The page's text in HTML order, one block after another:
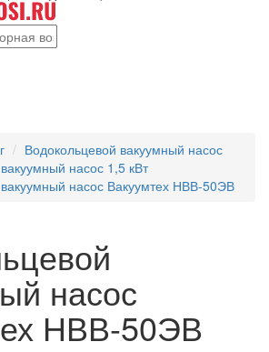
Водокольцевой вакуумный насос
насос 1,5 кВт
насос Вакуумтех НВВ-50ЭВ
насос
НВВ-50ЭВ